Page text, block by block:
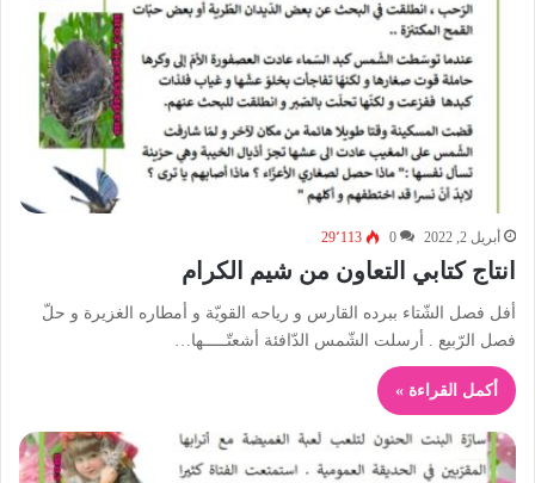
أبريل 2, 2022 0 29٬113
انتاج كتابي التعاون من شيم الكرام
أفل فصل الشّتاء ببرده القارس و رياحه القويّة و أمطاره الغزيرة و حلّ
فصل الرّبيع . أرسلت الشّمس الدّافئة أشعتّـــــها…
أكمل القراءة »